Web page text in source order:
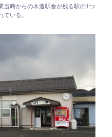
当時からの木造駅舎が残る駅の1つ
いる。